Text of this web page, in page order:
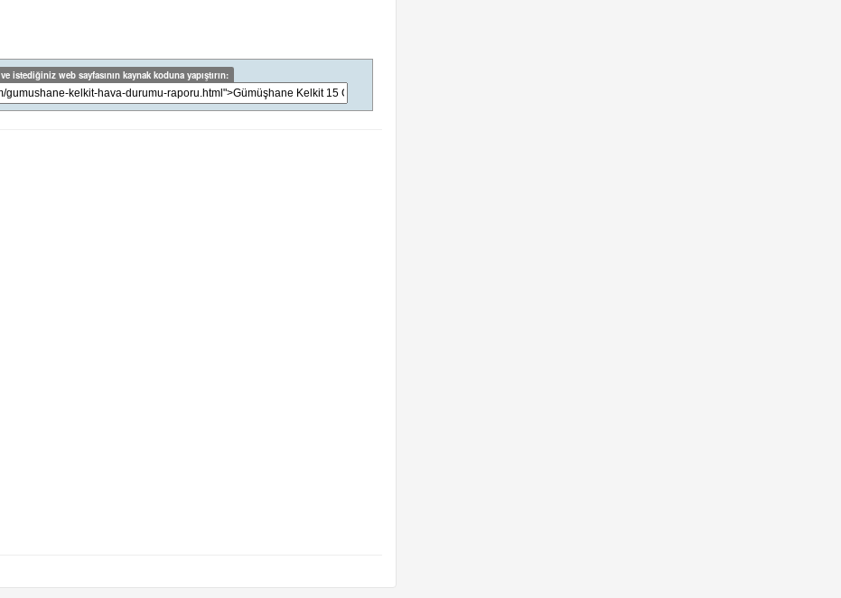
istediğiniz web sayfasının kaynak koduna yapıştırın: